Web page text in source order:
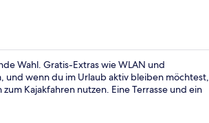
Wahl. Gratis-Extras wie WLAN und
wenn du im Urlaub aktiv bleiben möchtest,
Kajakfahren nutzen. Eine Terrasse und ein